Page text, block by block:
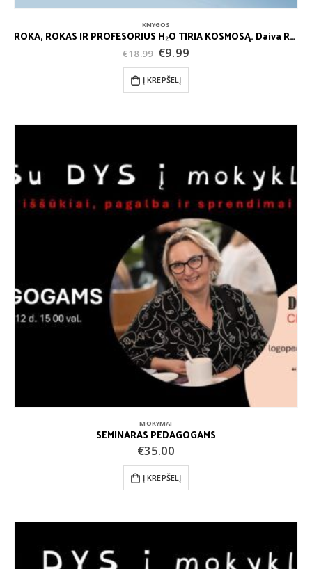
KNYGOS
ROKA, ROKAS IR PROFESORIUS H₂O TIRIA KOSMOSĄ. Daiva Rudytė
€18.99 Original
was:
€18.99.
€9.99Current
Į KREPŠELĮ
MOKYMAI
SEMINARAS PEDAGOGAMS
€35.00
Į KREPŠELĮ